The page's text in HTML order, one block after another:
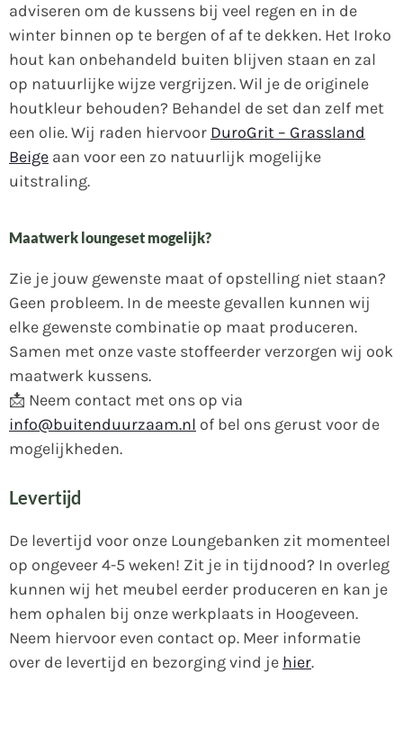
adviseren om de kussens bij veel regen en in de
winter binnen op te bergen of af te dekken. Het Iroko
hout kan onbehandeld buiten blijven staan en zal
op natuurlijke wijze vergrijzen. Wil je de originele
houtkleur behouden? Behandel de set dan zelf met
een olie. Wij raden hiervoor DuroGrit – Grassland
Beige aan voor een zo natuurlijk mogelijke
uitstraling.
Maatwerk loungeset mogelijk?
Zie je jouw gewenste maat of opstelling niet staan?
Geen probleem. In de meeste gevallen kunnen wij
elke gewenste combinatie op maat produceren.
Samen met onze vaste stoffeerder verzorgen wij ook
maatwerk kussens.
📩 Neem contact met ons op via
info@buitenduurzaam.nl of bel ons gerust voor de
mogelijkheden.
Levertijd
De levertijd voor onze Loungebanken zit momenteel
op ongeveer 4-5 weken! Zit je in tijdnood? In overleg
kunnen wij het meubel eerder produceren en kan je
hem ophalen bij onze werkplaats in Hoogeveen.
Neem hiervoor even contact op. Meer informatie
over de levertijd en bezorging vind je hier.